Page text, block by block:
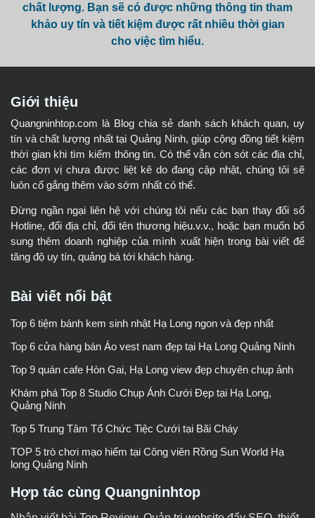
chất lượng. Bạn sẽ có được những thông tin tham
khảo uy tín và tiết kiệm được rất nhiều thời gian
cho việc tìm hiểu.
Giới thiệu
Quangninhtop.com là Blog chia sẻ danh sách khách quan, uy
tín và chất lượng nhất tại Quảng Ninh, giúp cộng đồng tiết kiệm
thời gian khi tìm kiếm thông tin. Có thể vẫn còn sót các địa chỉ,
các đơn vị chưa được liệt kê do đang cập nhật, chúng tôi sẽ
luôn cố gắng thêm vào sớm nhất có thể.
Đừng ngần ngại liên hệ với chúng tôi nếu các bạn thay đổi số
Hotline, đổi địa chỉ, đổi tên thương hiệu.v.v., hoặc bạn muốn bổ
sung thêm doanh nghiệp của mình xuất hiện trong bài viết để
tăng độ uy tín, quảng bá tới khách hàng.
Bài viết nổi bật
Top 6 tiệm bánh kem sinh nhật Hạ Long ngon và đẹp nhất
Top 6 cửa hàng bán Áo vest nam đẹp tại Hạ Long Quảng Ninh
Top 9 quán cafe Hòn Gai, Hạ Long view đẹp chuyên chụp ảnh
Khám phá Top 8 Studio Chụp Ảnh Cưới Đẹp tại Hạ Long,
Quảng Ninh
Top 5 Trung Tâm Tổ Chức Tiệc Cưới tại Bãi Cháy
TOP 5 trò chơi mạo hiểm tại Công viên Rồng Sun World Hạ
long Quảng Ninh
Hợp tác cùng Quangninhtop